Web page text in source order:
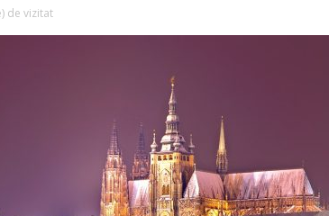
de vizitat